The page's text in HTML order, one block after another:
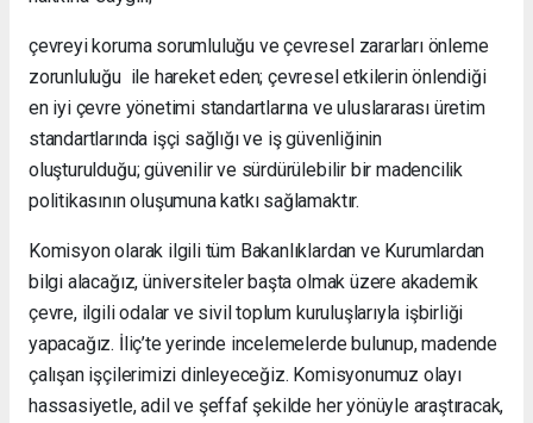
çevreyi koruma sorumluluğu ve çevresel zararları önleme
zorunluluğu ile hareket eden; çevresel etkilerin önlendiği
en iyi çevre yönetimi standartlarına ve uluslararası üretim
standartlarında işçi sağlığı ve iş güvenliğinin
oluşturulduğu; güvenilir ve sürdürülebilir bir madencilik
politikasının oluşumuna katkı sağlamaktır.
Komisyon olarak ilgili tüm Bakanlıklardan ve Kurumlardan
bilgi alacağız, üniversiteler başta olmak üzere akademik
çevre, ilgili odalar ve sivil toplum kuruluşlarıyla işbirliği
yapacağız. İliç’te yerinde incelemelerde bulunup, madende
çalışan işçilerimizi dinleyeceğiz. Komisyonumuz olayı
hassasiyetle, adil ve şeffaf şekilde her yönüyle araştıracak,